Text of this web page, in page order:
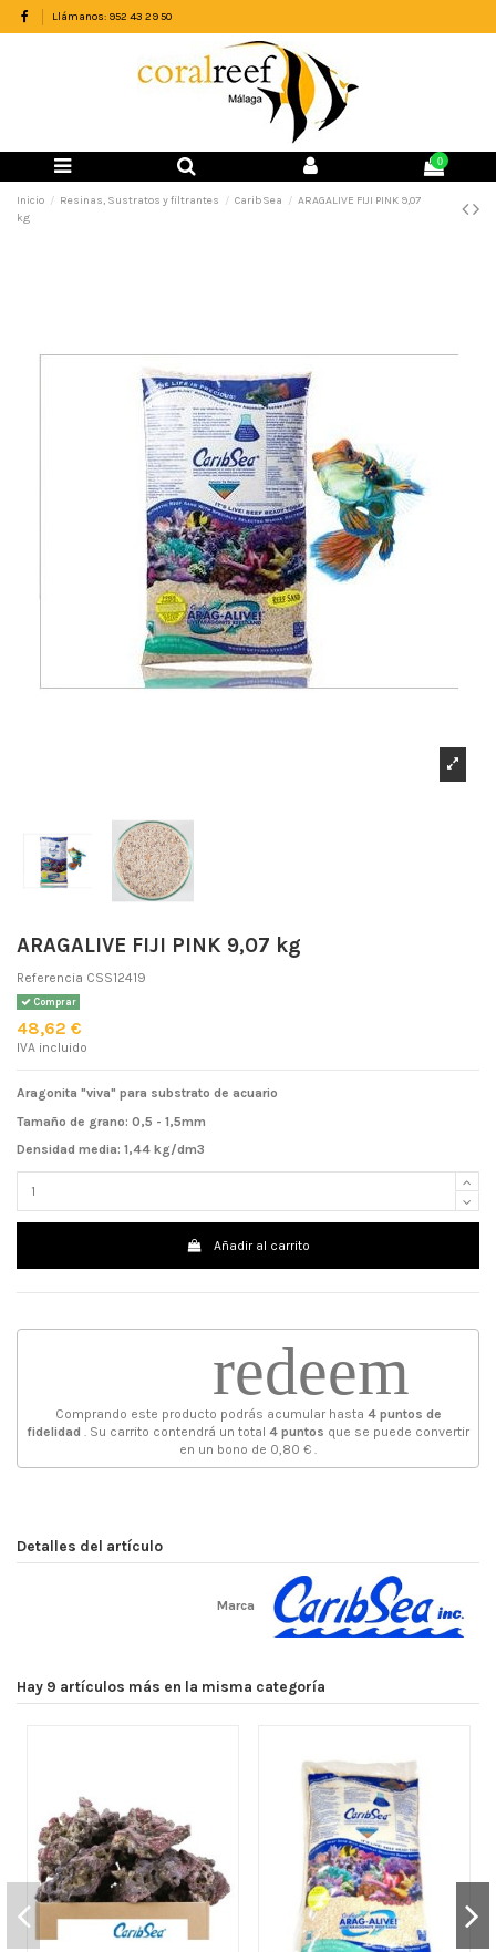
Llámanos: 952 43 29 50
0
Inicio Resinas, Sustratos y filtrantes CaribSea
ARAGALIVE FIJI PINK 9,07
kg
ARAGALIVE FIJI PINK 9,07 kg
Referencia CSS12419
Comprar
48,62 €
IVA incluido
Aragonita "viva" para substrato de acuario
Tamaño de grano: 0,5 - 1,5mm
Densidad media: 1,44 kg/dm3
Añadir al carrito
redeem
Comprando este producto podrás acumular hasta 4puntos de
fidelidad . Su carrito contendrá un total 4 puntos que se puede convertir
en un bono de 0,80 € .
Detalles del artículo
Marca
Hay 9 artículos más en la misma categoría